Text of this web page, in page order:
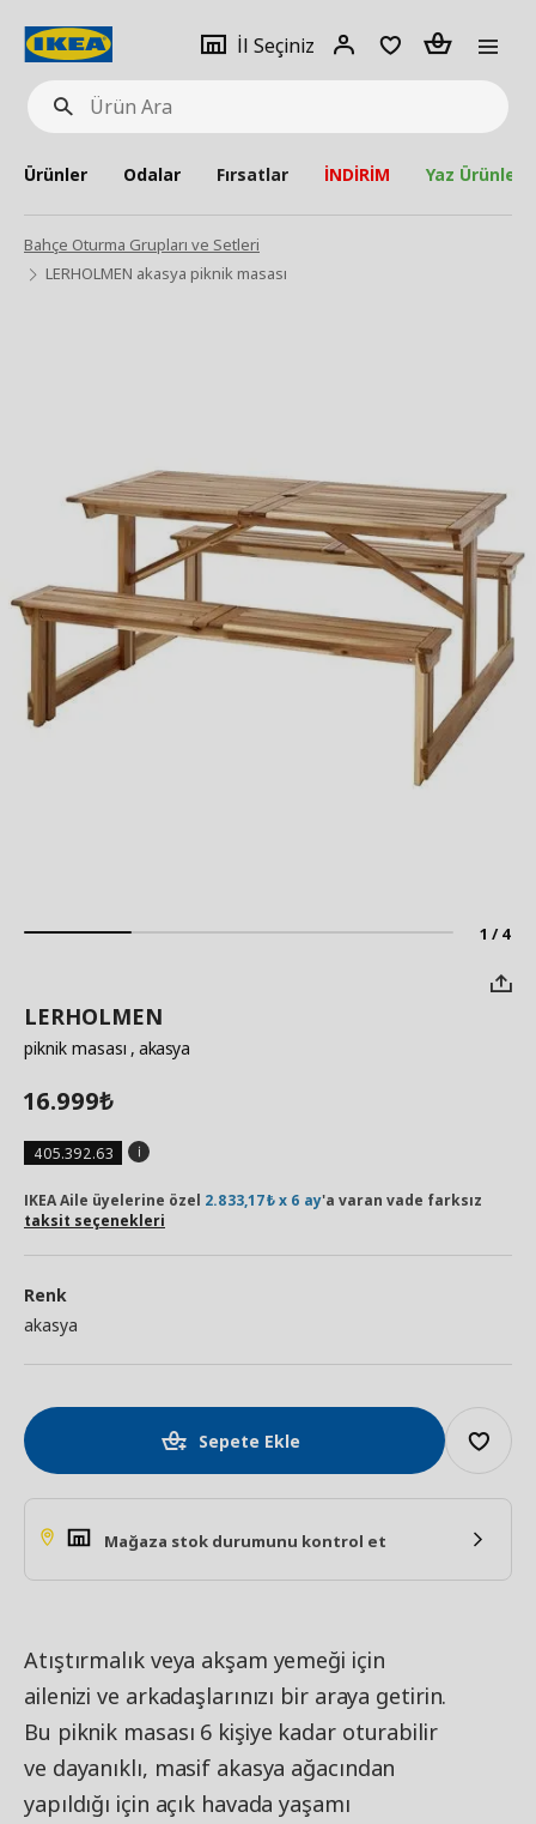
Ürün
Ara
İl Seçiniz
Giriş
Adet
Ürünler Odalar Fırsatlar İNDİRİM Yaz Ürünleri
Bahçe Oturma Grupları ve Setleri
LERHOLMEN akasya piknik masası
1 / 4
LERHOLMEN
piknik masası , akasya
16.999₺
405.392.63
IKEA Aile üyelerine özel 2.833,17₺ x 6 ay'a varan vade farksız
taksit seçenekleri
Renk
akasya
Sepete Ekle
Mağaza stok durumunu kontrol et
Atıştırmalık veya akşam yemeği için
ailenizi ve arkadaşlarınızı bir araya getirin.
Bu piknik masası 6 kişiye kadar oturabilir
ve dayanıklı, masif akasya ağacından
yapıldığı için açık havada yaşamı